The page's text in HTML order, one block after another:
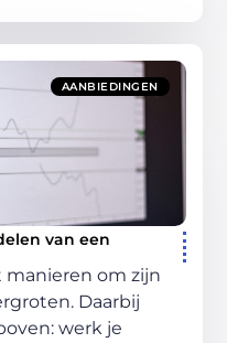
AANBIEDINGEN
van een
om zijn
Daarbij
werk je